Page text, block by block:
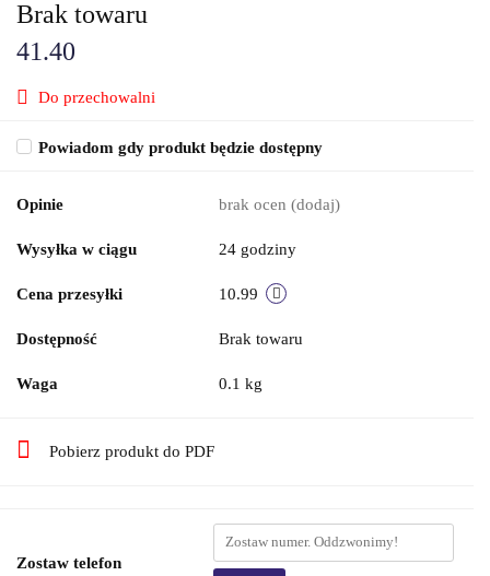
Brak towaru
41.40
Do przechowalni
Powiadom gdy produkt będzie dostępny
Opinie brak ocen (dodaj)
Wysyłka w ciągu 24 godziny
Cena przesyłki 10.99
Dostępność Brak towaru
Waga 0.1 kg
Pobierz produkt do PDF
Zostaw telefon